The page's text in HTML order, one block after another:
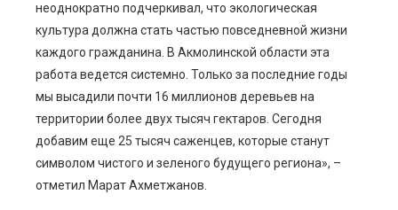
неоднократно подчеркивал, что экологическая
культура должна стать частью повседневной жизни
каждого гражданина. В Акмолинской области эта
работа ведется системно. Только за последние годы
мы высадили почти 16 миллионов деревьев на
территории более двух тысяч гектаров. Сегодня
добавим еще 25 тысяч саженцев, которые станут
символом чистого и зеленого будущего региона», –
отметил Марат Ахметжанов.